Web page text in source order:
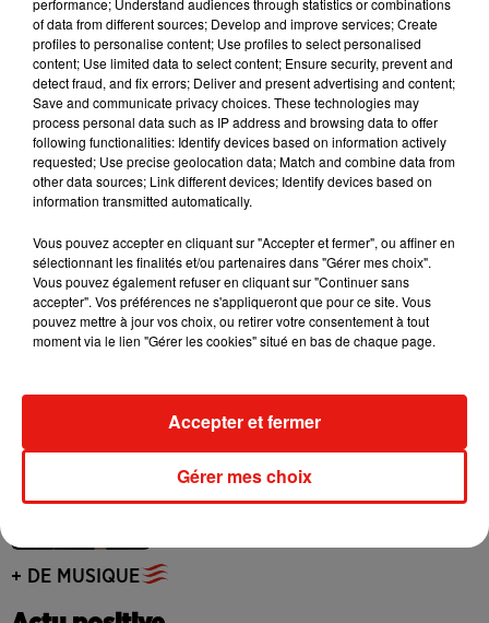
4 août 2026
Ariana Grande prendra une pause après
sa tournée mondiale
31 juillet 2026
Grand Corps Malade emmène Styleto
en road-trip dans son nouveau clip
Ariana Grande se libère dans son nouvel
album « Petals »
31 juillet 2026
inédite avec Amelie Lens
+ DE MUSIQUE
performance; Understand audiences through statistics or combinations
of data from different sources; Develop and improve services; Create
profiles to personalise content; Use profiles to select personalised
content; Use limited data to select content; Ensure security, prevent and
detect fraud, and fix errors; Deliver and present advertising and content;
Save and communicate privacy choices. These technologies may
process personal data such as IP address and browsing data to offer
following functionalities: Identify devices based on information actively
requested; Use precise geolocation data; Match and combine data from
other data sources; Link different devices; Identify devices based on
information transmitted automatically.
Vous pouvez accepter en cliquant sur "Accepter et fermer", ou affiner en
sélectionnant les finalités et/ou partenaires dans "Gérer mes choix".
Vous pouvez également refuser en cliquant sur "Continuer sans
accepter". Vos préférences ne s'appliqueront que pour ce site. Vous
pouvez mettre à jour vos choix, ou retirer votre consentement à tout
moment via le lien "Gérer les cookies" situé en bas de chaque page.
Gérer mes choix
Accepter et fermer